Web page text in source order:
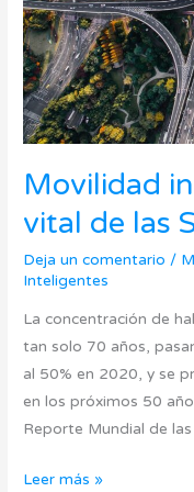
Movilidad
vital de las
Deja un comentario /
Inteligentes
La concentración de
tan solo 70 años,
al 50% en 2020, y se
en los próximos 50
Reporte Mundial de
Cities
Leer más »